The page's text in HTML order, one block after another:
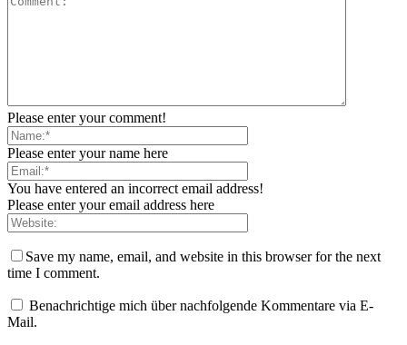
Please enter your comment!
Please enter your name here
You have entered an incorrect email address!
Please enter your email address here
Save my name, email, and website in this browser for the next
time I comment.
Benachrichtige mich über nachfolgende Kommentare via E-
Mail.